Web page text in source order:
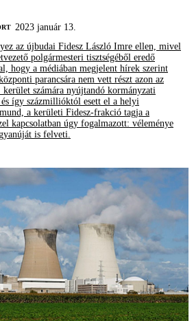
2023 január 13.
az újbudai Fidesz László Imre ellen, mivel
polgármesteri tisztségéből eredő
hogy a médiában megjelent hírek szerint
parancsára nem vett részt azon az
számára nyújtandó kormányzati
így százmillióktól esett el a helyi
a kerületi Fidesz-frakció tagja a
kapcsolatban úgy fogalmazott: véleménye
is felveti.